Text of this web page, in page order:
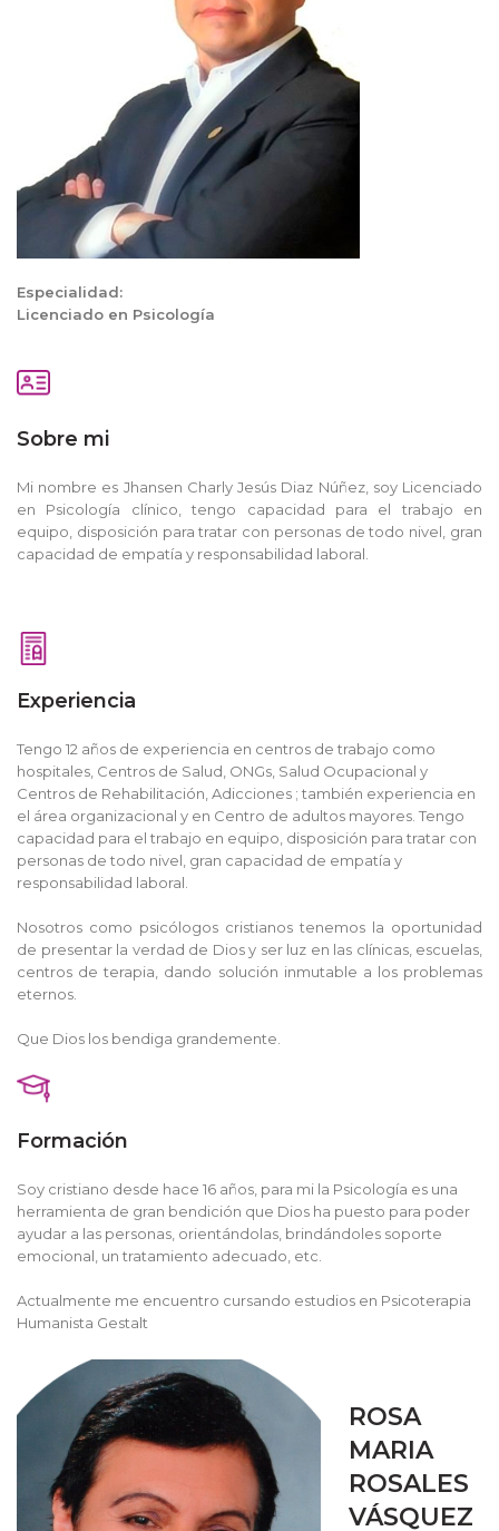
Especialidad:
Licenciado en Psicología
Sobre mi
Mi nombre es Jhansen Charly Jesús Diaz Núñez, soy Licenciado
en Psicología clínico, tengo capacidad para el trabajo en
equipo, disposición para tratar con personas de todo nivel, gran
capacidad de empatía y responsabilidad laboral.
Experiencia
Tengo 12 años de experiencia en centros de trabajo como
hospitales, Centros de Salud, ONGs, Salud Ocupacional y
Centros de Rehabilitación, Adicciones ; también experiencia en
el área organizacional y en Centro de adultos mayores. Tengo
capacidad para el trabajo en equipo, disposición para tratar con
personas de todo nivel, gran capacidad de empatía y
responsabilidad laboral.
Nosotros como psicólogos cristianos tenemos la oportunidad
de presentar la verdad de Dios y ser luz en las clínicas, escuelas,
centros de terapia, dando solución inmutable a los problemas
eternos.
Que Dios los bendiga grandemente.
Formación
Soy cristiano desde hace 16 años, para mi la Psicología es una
herramienta de gran bendición que Dios ha puesto para poder
ayudar a las personas, orientándolas, brindándoles soporte
emocional, un tratamiento adecuado, etc.
Actualmente me encuentro cursando estudios en Psicoterapia
Humanista Gestalt
ROSA
MARIA
ROSALES
VÁSQUEZ